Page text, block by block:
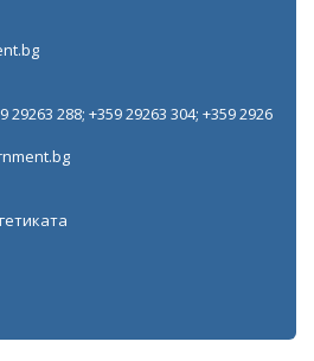
29263 288; +359 29263 304; +359 2926